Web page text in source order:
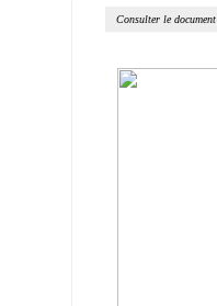
Consulter le document